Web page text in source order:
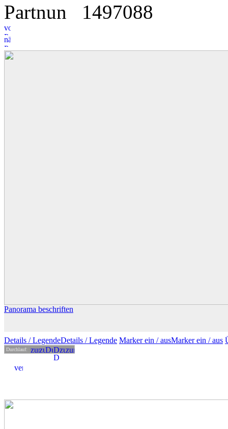
Partnun 1497088
Panorama beschriften
Details / LegendeDetails /Legende Marker ein /ausMarkerein / aus
Durchlauf: